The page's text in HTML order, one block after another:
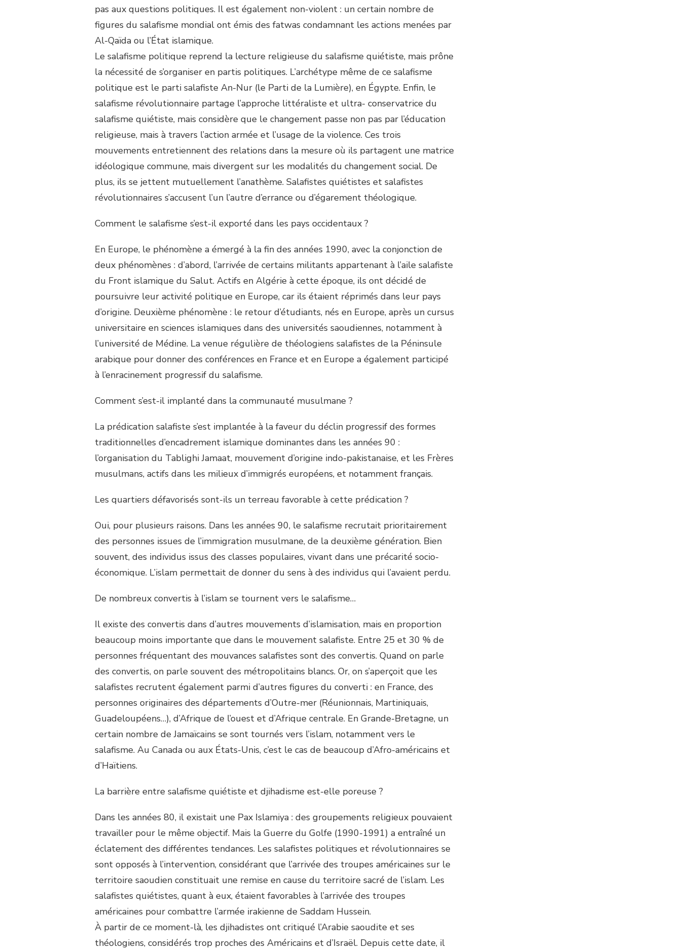
pas aux questions politiques. Il est également non-violent : un certain nombre de
figures du salafisme mondial ont émis des fatwas condamnant les actions menées par
Al-Qaïda ou l’État islamique.
Le salafisme politique reprend la lecture religieuse du salafisme quiétiste, mais prône
la nécessité de s’organiser en partis politiques. L’archétype même de ce salafisme
politique est le parti salafiste An-Nur (le Parti de la Lumière), en Égypte. Enfin, le
salafisme révolutionnaire partage l’approche littéraliste et ultra- conservatrice du
salafisme quiétiste, mais considère que le changement passe non pas par l’éducation
religieuse, mais à travers l’action armée et l’usage de la violence. Ces trois
mouvements entretiennent des relations dans la mesure où ils partagent une matrice
idéologique commune, mais divergent sur les modalités du changement social. De
plus, ils se jettent mutuellement l’anathème. Salafistes quiétistes et salafistes
révolutionnaires s’accusent l’un l’autre d’errance ou d’égarement théologique.
Comment le salafisme s’est-il exporté dans les pays occidentaux ?
En Europe, le phénomène a émergé à la fin des années 1990, avec la conjonction de
deux phénomènes : d’abord, l’arrivée de certains militants appartenant à l’aile salafiste
du Front islamique du Salut. Actifs en Algérie à cette époque, ils ont décidé de
poursuivre leur activité politique en Europe, car ils étaient réprimés dans leur pays
d’origine. Deuxième phénomène : le retour d’étudiants, nés en Europe, après un cursus
universitaire en sciences islamiques dans des universités saoudiennes, notamment à
l’université de Médine. La venue régulière de théologiens salafistes de la Péninsule
arabique pour donner des conférences en France et en Europe a également participé
à l’enracinement progressif du salafisme.
Comment s’est-il implanté dans la communauté musulmane ?
La prédication salafiste s’est implantée à la faveur du déclin progressif des formes
traditionnelles d’encadrement islamique dominantes dans les années 90 :
l’organisation du Tablighi Jamaat, mouvement d’origine indo-pakistanaise, et les Frères
musulmans, actifs dans les milieux d’immigrés européens, et notamment français.
Les quartiers défavorisés sont-ils un terreau favorable à cette prédication ?
Oui, pour plusieurs raisons. Dans les années 90, le salafisme recrutait prioritairement
des personnes issues de l’immigration musulmane, de la deuxième génération. Bien
souvent, des individus issus des classes populaires, vivant dans une précarité socio-
économique. L’islam permettait de donner du sens à des individus qui l’avaient perdu.
De nombreux convertis à l’islam se tournent vers le salafisme…
Il existe des convertis dans d’autres mouvements d’islamisation, mais en proportion
beaucoup moins importante que dans le mouvement salafiste. Entre 25 et 30 % de
personnes fréquentant des mouvances salafistes sont des convertis. Quand on parle
des convertis, on parle souvent des métropolitains blancs. Or, on s’aperçoit que les
salafistes recrutent également parmi d’autres figures du converti : en France, des
personnes originaires des départements d’Outre-mer (Réunionnais, Martiniquais,
Guadeloupéens…), d’Afrique de l’ouest et d’Afrique centrale. En Grande-Bretagne, un
certain nombre de Jamaïcains se sont tournés vers l’islam, notamment vers le
salafisme. Au Canada ou aux États-Unis, c’est le cas de beaucoup d’Afro-américains et
d’Haïtiens.
La barrière entre salafisme quiétiste et djihadisme est-elle poreuse ?
Dans les années 80, il existait une Pax Islamiya : des groupements religieux pouvaient
travailler pour le même objectif. Mais la Guerre du Golfe (1990-1991) a entraîné un
éclatement des différentes tendances. Les salafistes politiques et révolutionnaires se
sont opposés à l’intervention, considérant que l’arrivée des troupes américaines sur le
territoire saoudien constituait une remise en cause du territoire sacré de l’islam. Les
salafistes quiétistes, quant à eux, étaient favorables à l’arrivée des troupes
américaines pour combattre l’armée irakienne de Saddam Hussein.
À partir de ce moment-là, les djihadistes ont critiqué l’Arabie saoudite et ses
théologiens, considérés trop proches des Américains et d’Israël. Depuis cette date, il